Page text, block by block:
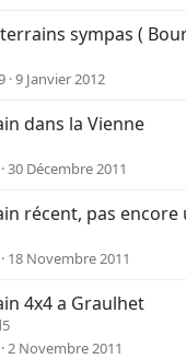
sympas (
9 Janvier 2012
dans la Vienne
30 Décembre 2011
récent, pas encore
18 Novembre 2011
4x4 a Graulhet
2 Novembre 2011